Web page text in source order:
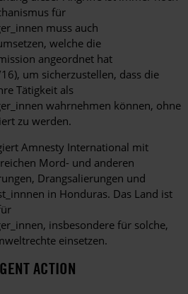
für
muss auch
welche die
angeordnet hat
um sicherzustellen, dass die
Tätigkeit als
wahrnehmen können, ohne
zu werden.
Amnesty International mit
Mord- und anderen
Drangsalierungen und
in Honduras. Das Land ist
insbesondere für solche,
einsetzen.
ACTION